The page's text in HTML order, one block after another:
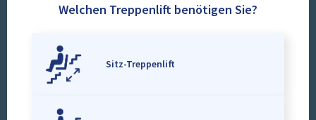
Welchen Treppenlift benötigen Sie?
Sitz-Treppenlift